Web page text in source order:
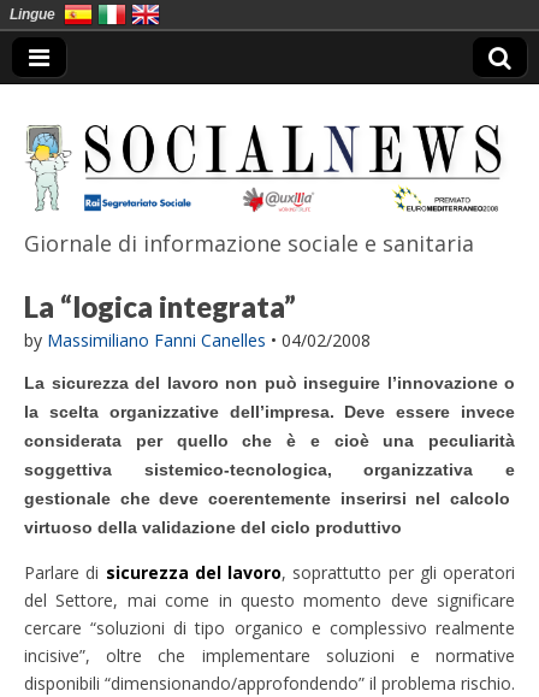
SocialNews
Giornale di informazione sociale e sanitaria
La “logica integrata”
by Massimiliano Fanni Canelles • 04/02/2008
La sicurezza del lavoro non può inseguire l’innovazione o
la scelta organizzative dell’impresa. Deve essere invece
considerata per quello che è e cioè una peculiarità
soggettiva sistemico-tecnologica, organizzativa e
gestionale che deve coerentemente inserirsi nel calcolo
virtuoso della validazione del ciclo produttivo
Parlare di sicurezza del lavoro, soprattutto per gli operatori
del Settore, mai come in questo momento deve significare
cercare “soluzioni di tipo organico e complessivo realmente
incisive”, oltre che implementare soluzioni e normative
disponibili “dimensionando/approfondendo” il problema rischio.
Lingue